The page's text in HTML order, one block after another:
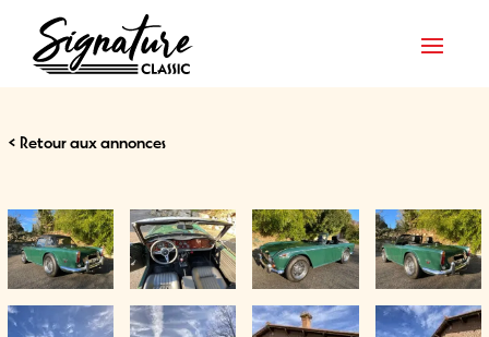
< Retour aux annonces